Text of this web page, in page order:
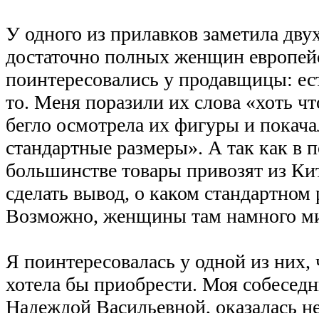
У одного из прилавков заметила
достаточно полных женщин
поинтересовались у продавщицы:
то. Меня поразили их слова «хоть
бегло осмотрела их фигуры и
стандартные размеры». А так как в
большинстве товары привозят из
сделать вывод, о каком стандартном
Возможно, женщины там намного
Я поинтересовалась у одной из них,
хотела бы приобрести. Моя
Надеждой Васильевной, оказалась